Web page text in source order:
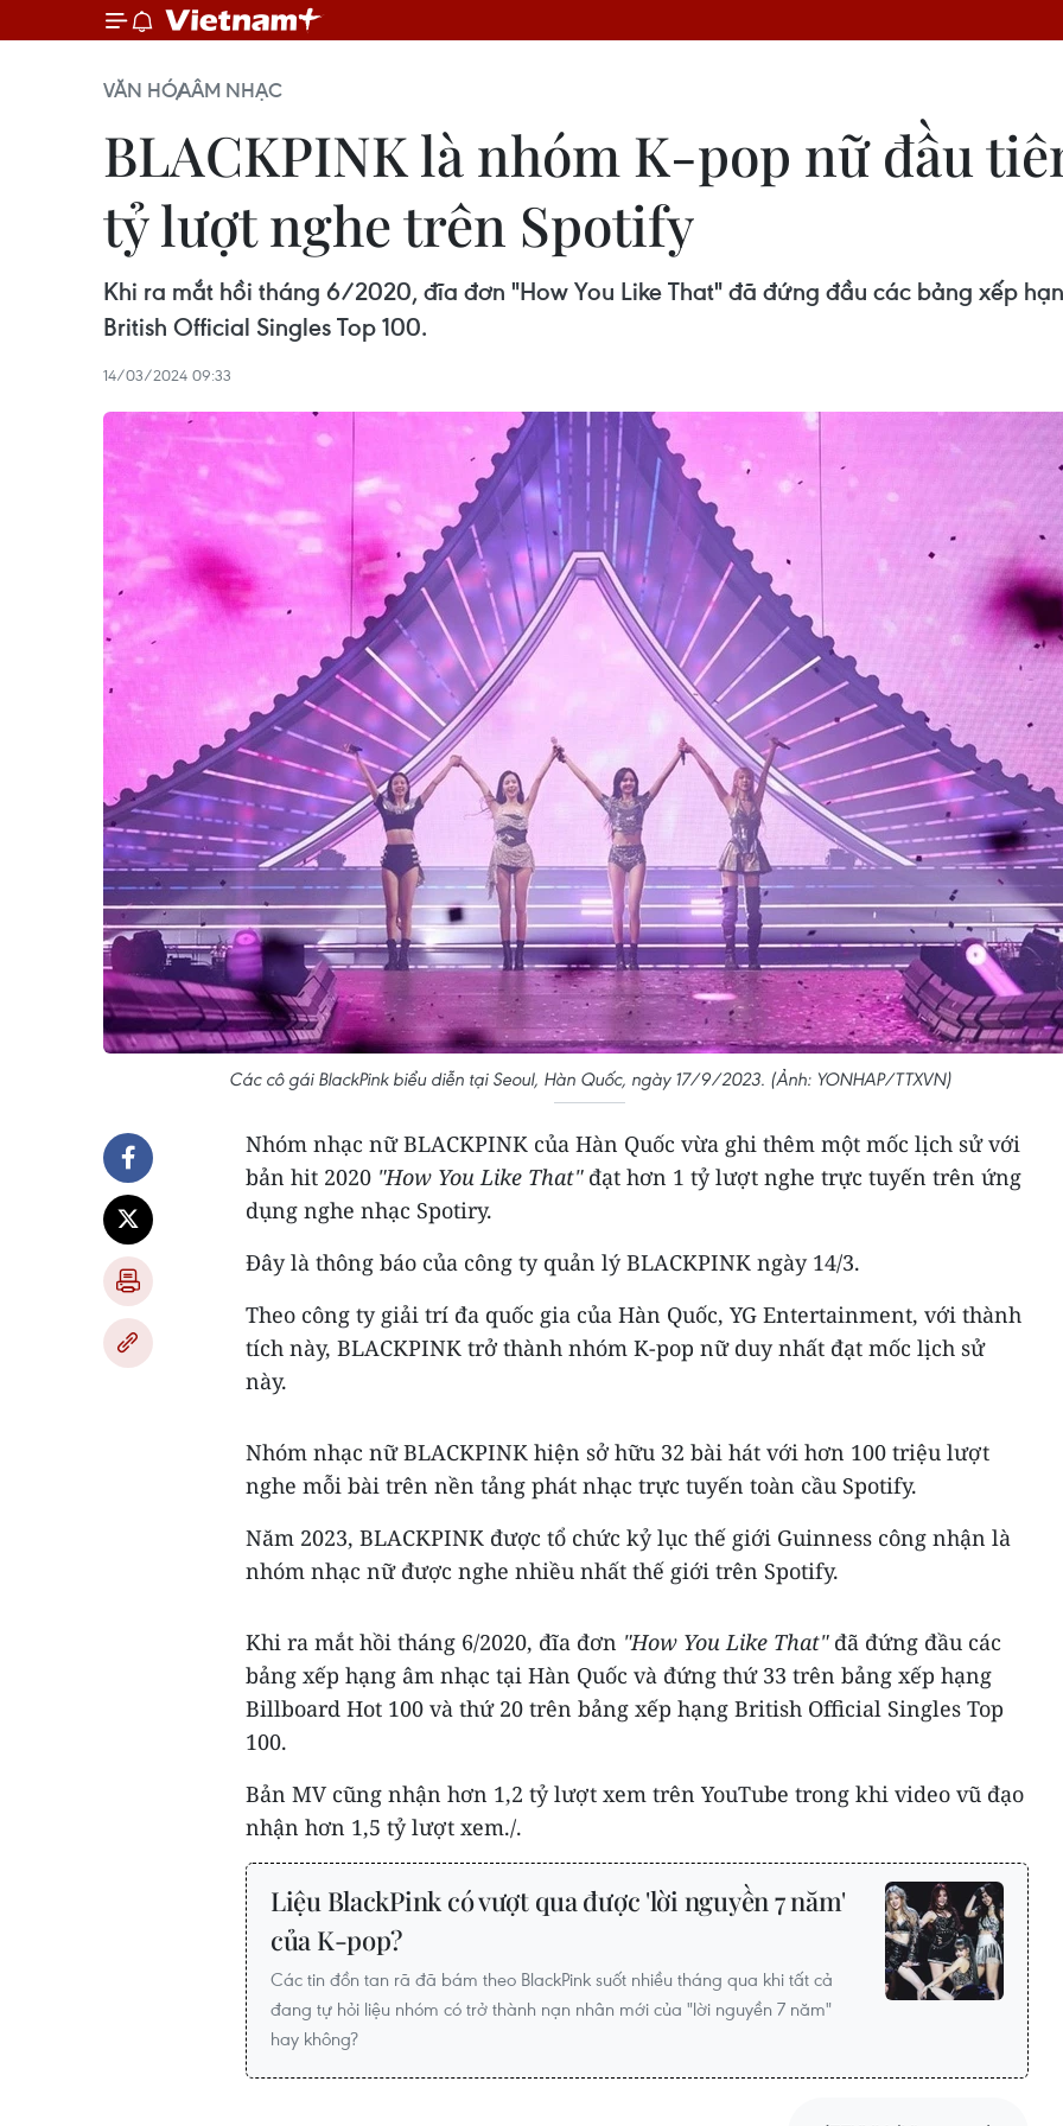
VĂN HÓAÂM NHẠC
BLACKPINK là nhóm K-pop nữ đầu
tỷ lượt nghe trên Spotify
Khi ra mắt hồi tháng 6/2020, đĩa đơn "How You Like That" đã đứng đầu các bảng xếp
British Official Singles Top 100.
14/03/2024 09:33
Các cô gái BlackPink biểu diễn tại Seoul, Hàn Quốc, ngày 17/9/2023. (Ảnh: YONHAP/TTXVN)
Nhóm nhạc nữ BLACKPINK của Hàn Quốc vừa ghi thêm một mốc lịch sử với
bản hit 2020 "How You Like That" đạt hơn 1 tỷ lượt nghe trực tuyến trên ứng
dụng nghe nhạc Spotiry.
Đây là thông báo của công ty quản lý BLACKPINK ngày 14/3.
Theo công ty giải trí đa quốc gia của Hàn Quốc, YG Entertainment, với thành
tích này, BLACKPINK trở thành nhóm K-pop nữ duy nhất đạt mốc lịch sử
này.
Nhóm nhạc nữ BLACKPINK hiện sở hữu 32 bài hát với hơn 100 triệu lượt
nghe mỗi bài trên nền tảng phát nhạc trực tuyến toàn cầu Spotify.
Năm 2023, BLACKPINK được tổ chức kỷ lục thế giới Guinness công nhận là
nhóm nhạc nữ được nghe nhiều nhất thế giới trên Spotify.
Khi ra mắt hồi tháng 6/2020, đĩa đơn "How You Like That"đã đứng đầu các
bảng xếp hạng âm nhạc tại Hàn Quốc và đứng thứ 33 trên bảng xếp hạng
Billboard Hot 100 và thứ 20 trên bảng xếp hạng British Official Singles Top
100.
Bản MV cũng nhận hơn 1,2 tỷ lượt xem trên YouTube trong khi video vũ đạo
nhận hơn 1,5 tỷ lượt xem./.
Liệu BlackPink có vượt qua được 'lời nguyền 7 năm'
của K-pop?
Các tin đồn tan rã đã bám theo BlackPink suốt nhiều tháng qua khi tất cả
đang tự hỏi liệu nhóm có trở thành nạn nhân mới của "lời nguyền 7 năm"
hay không?